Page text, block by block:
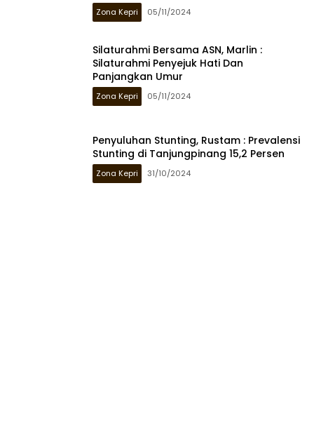
Zona Kepri 05/11/2024
Silaturahmi Bersama ASN, Marlin :
Silaturahmi Penyejuk Hati Dan
Panjangkan Umur
Zona Kepri 05/11/2024
Penyuluhan Stunting, Rustam : Prevalensi
Stunting di Tanjungpinang 15,2 Persen
Zona Kepri 31/10/2024